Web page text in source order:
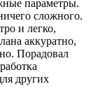
параметры.
сложного.
и легко,
аккуратно,
Порадовал
других